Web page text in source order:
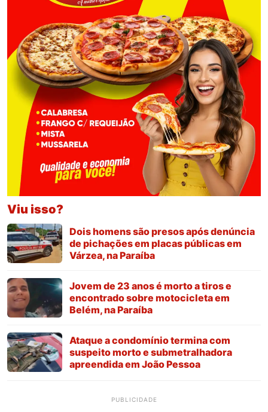
Viu isso?
Dois homens são presos após denúncia
de pichações em placas públicas em
Várzea, na Paraíba
Jovem de 23 anos é morto a tiros e
encontrado sobre motocicleta em
Belém, na Paraíba
Ataque a condomínio termina com
suspeito morto e submetralhadora
apreendida em João Pessoa
PUBLICIDADE